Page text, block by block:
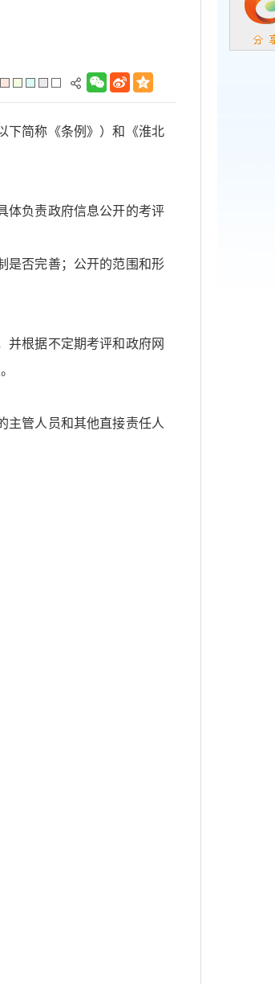
下简称《条例》）和《淮北
体负责政府信息公开的考评
是否完善；公开的范围和形
并根据不定期考评和政府网
主管人员和其他直接责任人